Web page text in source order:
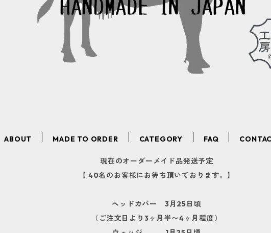
ABOUT MADE TO ORDER CATEGORY FAQ
現在のオーダーメイド品発送予定
【 40名のお客様にお待ち頂いております。】
ヘッドカバー 3月25日頃
（ご注文日より3ヶ月半〜4ヶ月程度）